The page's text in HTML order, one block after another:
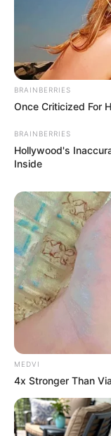
BRAINBERRIES
Once Criticized For
BRAINBERRIES
Hollywood's
Inside
MEDVI
4x Stronger Than